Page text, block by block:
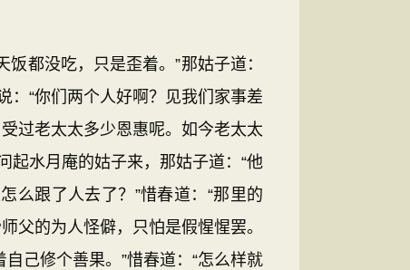
都没吃，只是歪着。”那姑子道：
：“你们两个人好啊？见我们家事差
过老太太多少恩惠呢。如今老太太
起水月庵的姑子来，那姑子道：“他
么跟了人去了？”惜春道：“那里的
父的为人怪僻，只怕是假惺惺罢。
己修个善果。”惜春道：“怎么样就